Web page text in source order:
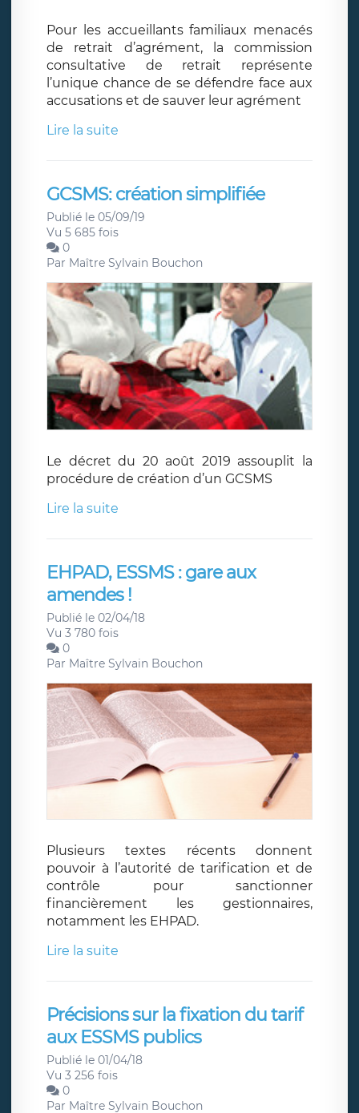
Pour les accueillants familiaux menacés
de retrait d’agrément, la commission
consultative de retrait représente
l’unique chance de se défendre face aux
accusations et de sauver leur agrément
Lire la suite
GCSMS: création simplifiée
Publié le 05/09/19
Vu 5 685 fois
0
Par Maître Sylvain Bouchon
Le décret du 20 août 2019 assouplit la
procédure de création d’un GCSMS
Lire la suite
EHPAD, ESSMS : gare aux
amendes !
Publié le 02/04/18
Vu 3 780 fois
0
Par Maître Sylvain Bouchon
Plusieurs textes récents donnent
pouvoir à l’autorité de tarification et de
contrôle pour sanctionner
financièrement les gestionnaires,
notamment les EHPAD.
Lire la suite
Précisions sur la fixation du tarif
aux ESSMS publics
Publié le 01/04/18
Vu 3 256 fois
0
Par Maître Sylvain Bouchon